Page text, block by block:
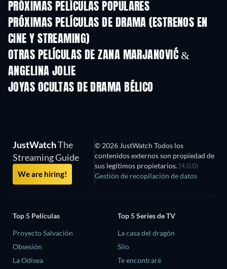
PRÓXIMAS PELÍCULAS POPULARES
PRÓXIMAS PELÍCULAS DE DRAMA (ESTRENOS EN
CINE Y STREAMING)
OTRAS PELÍCULAS DE ZANA MARJANOVIĆ &
ANGELINA JOLIE
JOYAS OCULTAS DE DRAMA BÉLICO
JustWatchThe
Streaming Guide
We are hiring!
© 2026 JustWatch Todos los
contenidos externos son propiedad de
sus legítimos propietarios. (4.0.0)
Gestión de recopilación de datos
Top 5 Películas
Proyecto Salvación
Obsesión
La Odisea
Top 5 Series de TV
La casa del dragón
Silo
Te encontraré